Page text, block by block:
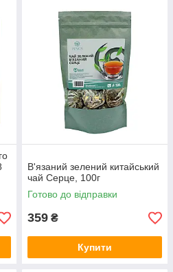
В'язаний зелений китайський
чай Серце, 100г
Готово до відправки
359 ₴
Купити